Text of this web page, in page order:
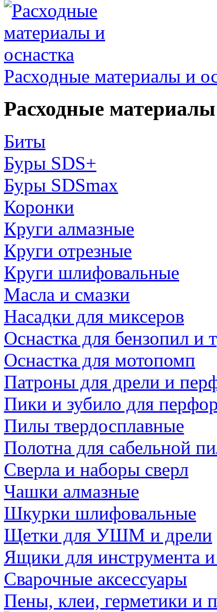
Расходные материалы и
Расходные
Биты
Буры SDS+
Буры SDSmax
Коронки
Круги алмазные
Круги отрезные
Круги шлифовальные
Масла и смазки
Насадки для миксеров
Оснастка для бензопил и
Оснастка для мотопомп
Патроны для дрели и
Пики и зубило для
Пилы твердосплавные
Полотна для сабельной
Сверла и наборы сверл
Чашки алмазные
Шкурки шлифовальные
Щетки для УШМ и дрели
Ящики для инструмента
Сварочные аксессуары
Пены, клеи, герметики и